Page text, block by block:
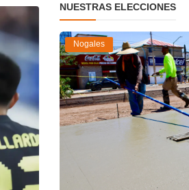
NUESTRAS ELECCIONES
Nogales
Avanza 45 % obra de